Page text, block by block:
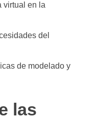
virtual en la
del
de modelado y
las